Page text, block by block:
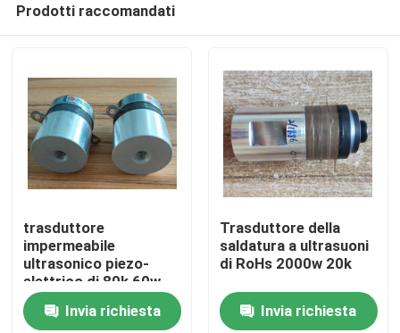
Casa
Prodotti
Prodotti raccomandati
trasduttore
impermeabile
ultrasonico piezo-
elettrico di 80k 60w
Invia richiesta
Trasduttore della
saldatura a ultrasuoni
di RoHs 2000w 20k
Invia richiesta